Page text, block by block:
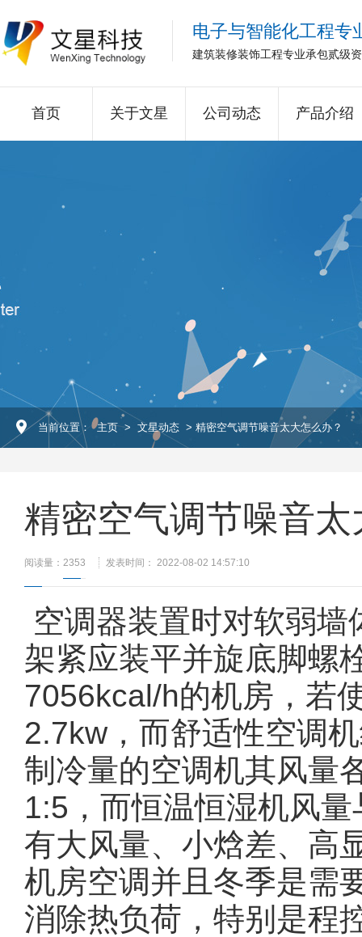
电子与智能化工程专
建筑装修装饰工程专业承包贰级
首页 关于文星 公司动态 产品介绍
当前位置： 主页 > 文星动态 > 精密空气调节噪音太大怎么办？
精密空气调节噪音
阅读量： 2353 发表时间： 2022-08-02 14:57:10
空调器装置时对软弱
架紧应装平并旋底脚螺
7056kcal/h的机房，若
2.7kw，而舒适性空调
制冷量的空调机其风量
1:5，而恒温恒湿机风
有大风量、小焓差、高
机房空调并且冬季是需
消除热负荷，特别是程